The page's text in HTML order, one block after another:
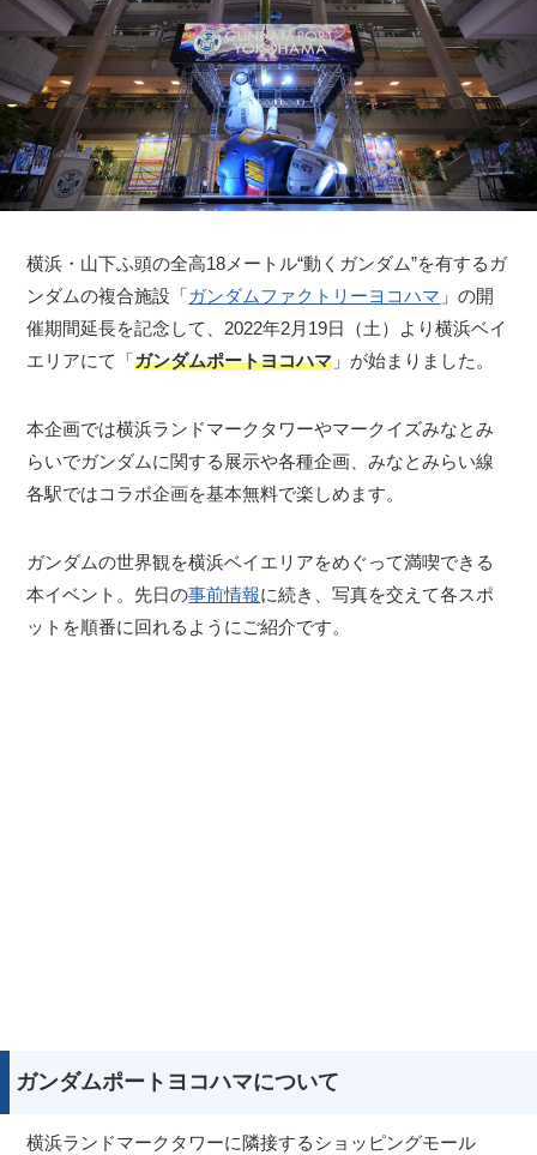
横浜・山下ふ頭の全高18メートル“動くガンダム”を有するガ
ンダムの複合施設「ガンダムファクトリーヨコハマ 」の開
催期間延長を記念して、2022年2月19日（土）より横浜ベイ
エリアにて「ガンダムポートヨコハマ 」が始まりました。
本企画では横浜ランドマークタワーやマークイズみなとみ
らいでガンダムに関する展示や各種企画、みなとみらい線
各駅ではコラボ企画を基本無料で楽しめます。
ガンダムの世界観を横浜ベイエリアをめぐって満喫できる
本イベント。先日の事前情報に続き、写真を交えて各スポ
ットを順番に回れるようにご紹介です。
ガンダムポートヨコハマについて
横浜ランドマークタワーに隣接するショッピングモール